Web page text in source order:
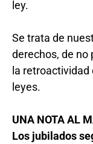
ley.
Se trata de
derechos, de no
la retroactividad
leyes.
UNA NOTA AL
Los jubilados